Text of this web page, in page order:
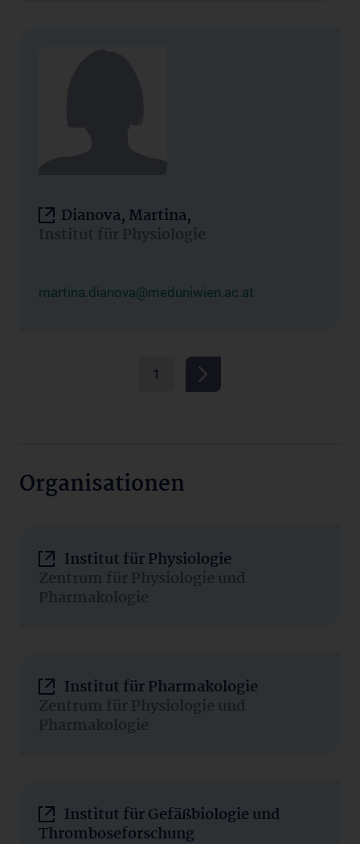
Dianova, Martina,
Institut für Physiologie
martina.dianova@meduniwien.ac.at
1
Organisationen
Institut für Physiologie
Zentrum für Physiologie und
Pharmakologie
Institut für Pharmakologie
Zentrum für Physiologie und
Pharmakologie
Institut für Gefäßbiologie und
Thromboseforschung